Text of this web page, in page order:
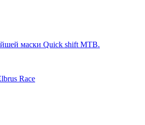
маски Quick shift MTB.
Race